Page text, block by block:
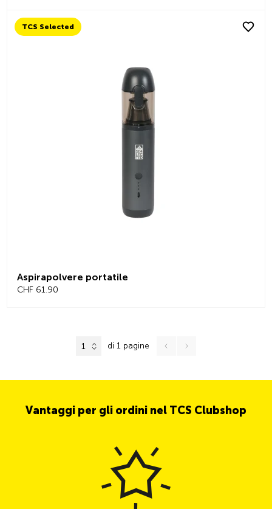
TCS Selected
Aspirapolvere portatile
CHF 61.90
1 di 1 pagine
Vantaggi per gli ordini nel TCS Clubshop